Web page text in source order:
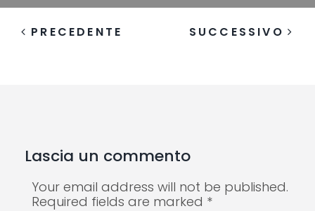
PRECEDENTE SUCCESSIVO
Lascia un commento
Your email address will not be published.
Required fields are marked *